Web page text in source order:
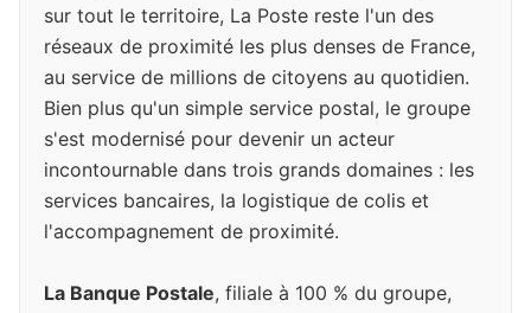
sur tout le territoire, La Poste reste l'un des
réseaux de proximité les plus denses de France,
au service de millions de citoyens au quotidien.
Bien plus qu'un simple service postal, le groupe
s'est modernisé pour devenir un acteur
incontournable dans trois grands domaines : les
services bancaires, la logistique de colis et
l'accompagnement de proximité.
La Banque Postale, filiale à 100 % du groupe,